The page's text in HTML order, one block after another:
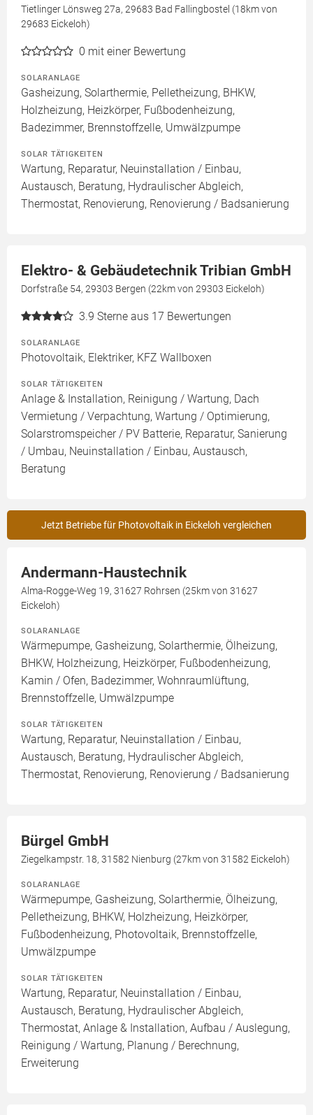
Tietlinger Lönsweg 27a, 29683 Bad Fallingbostel (18km von
29683 Eickeloh)
0 mit einer Bewertung
SOLARANLAGE
Gasheizung, Solarthermie, Pelletheizung, BHKW,
Holzheizung, Heizkörper, Fußbodenheizung,
Badezimmer, Brennstoffzelle, Umwälzpumpe
SOLAR TÄTIGKEITEN
Wartung, Reparatur, Neuinstallation / Einbau,
Austausch, Beratung, Hydraulischer Abgleich,
Thermostat, Renovierung, Renovierung / Badsanierung
Elektro- & Gebäudetechnik Tribian GmbH
Dorfstraße 54, 29303 Bergen (22km von 29303 Eickeloh)
3.9 Sterne aus 17 Bewertungen
SOLARANLAGE
Photovoltaik, Elektriker, KFZ Wallboxen
SOLAR TÄTIGKEITEN
Anlage & Installation, Reinigung / Wartung, Dach
Vermietung / Verpachtung, Wartung / Optimierung,
Solarstromspeicher / PV Batterie, Reparatur, Sanierung
/ Umbau, Neuinstallation / Einbau, Austausch,
Beratung
Jetzt Betriebe für Photovoltaik in Eickeloh vergleichen
Andermann-Haustechnik
Alma-Rogge-Weg 19, 31627 Rohrsen (25km von 31627
Eickeloh)
SOLARANLAGE
Wärmepumpe, Gasheizung, Solarthermie, Ölheizung,
BHKW, Holzheizung, Heizkörper, Fußbodenheizung,
Kamin / Ofen, Badezimmer, Wohnraumlüftung,
Brennstoffzelle, Umwälzpumpe
SOLAR TÄTIGKEITEN
Wartung, Reparatur, Neuinstallation / Einbau,
Austausch, Beratung, Hydraulischer Abgleich,
Thermostat, Renovierung, Renovierung / Badsanierung
Bürgel GmbH
Ziegelkampstr. 18, 31582 Nienburg (27km von 31582 Eickeloh)
SOLARANLAGE
Wärmepumpe, Gasheizung, Solarthermie, Ölheizung,
Pelletheizung, BHKW, Holzheizung, Heizkörper,
Fußbodenheizung, Photovoltaik, Brennstoffzelle,
Umwälzpumpe
SOLAR TÄTIGKEITEN
Wartung, Reparatur, Neuinstallation / Einbau,
Austausch, Beratung, Hydraulischer Abgleich,
Thermostat, Anlage & Installation, Aufbau / Auslegung,
Reinigung / Wartung, Planung / Berechnung,
Erweiterung